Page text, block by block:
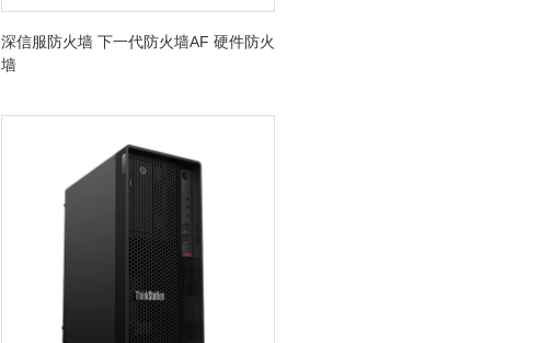
深信服防火墙 下一代防火墙AF 硬件防火
墙